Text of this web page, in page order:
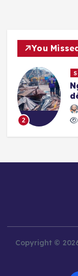
You
2
Copyright ©